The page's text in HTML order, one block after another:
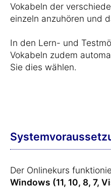
Vokabeln der
einzeln anzuhören und
In den Lern- und
Vokabeln zudem
Sie dies wählen.
Der Onlinekurs
Windows (11, 10, 8, 7,